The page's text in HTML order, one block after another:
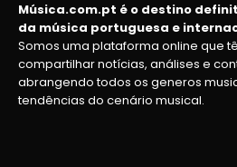
Música.com.pt é o destino
da música portuguesa e
Somos uma plataforma online que
compartilhar notícias, análises e
abrangendo todos os generos
tendências do cenário musical.